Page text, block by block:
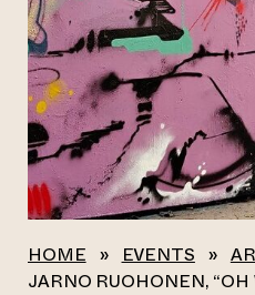
HOME » EVENTS »
JARNO RUOHONEN, “OH